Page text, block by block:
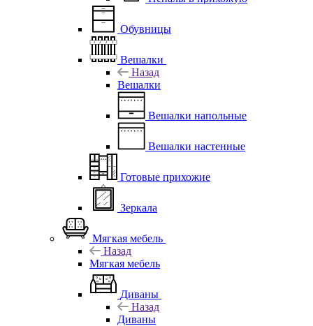
Обувницы
Вешалки
Назад
Вешалки
Вешалки напольные
Вешалки настенные
Готовые прихожие
Зеркала
Мягкая мебель
Назад
Мягкая мебель
Диваны
Назад
Диваны